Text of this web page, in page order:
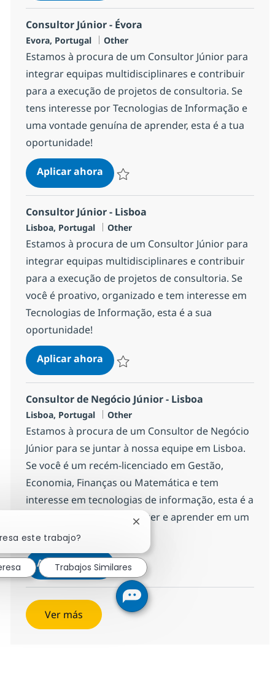
Consultor Júnior - Évora
Ubicación
Evora, Portugal Categoría
Other
Estamos à procura de um Consultor Júnior para
integrar equipas multidisciplinares e contribuir
para a execução de projetos de consultoria. Se
tens interesse por Tecnologias de Informação e
uma vontade genuína de aprender, esta é a tua
oportunidade!
Aplicar ahoraConsultor Júnior - Évora
Consultor Júnior - Lisboa
Ubicación
Lisboa, Portugal Categoría
Other
Estamos à procura de um Consultor Júnior para
integrar equipas multidisciplinares e contribuir
para a execução de projetos de consultoria. Se
você é proativo, organizado e tem interesse em
Tecnologias de Informação, esta é a sua
oportunidade!
Aplicar ahoraConsultor Júnior - Lisboa
Consultor de Negócio Júnior - Lisboa
Ubicación
Lisboa, Portugal Categoría
Other
Estamos à procura de um Consultor de Negócio
Júnior para se juntar à nossa equipe em Lisboa.
Se você é um recém-licenciado em Gestão,
Economia, Finanças ou Matemática e tem
interesse em tecnologias de informação, esta é a
sua oportunidade de crescer e aprender em um
ambiente colaborativo.
Aplicar ahoraConsultor de Negócio Júnior -
Salvar Consultor de Negócio Júnior - Lisboa
Ver más
este trabajo?
Cerrar notificación de chatbot
Trabajos Similares